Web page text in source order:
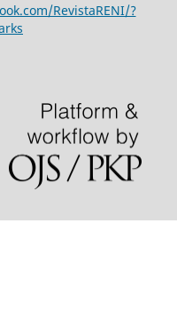
RevistaRENI/?